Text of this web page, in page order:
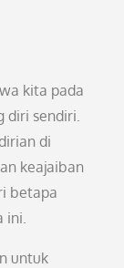
kita pada
diri sendiri.
di
keajaiban
betapa
ini.
untuk